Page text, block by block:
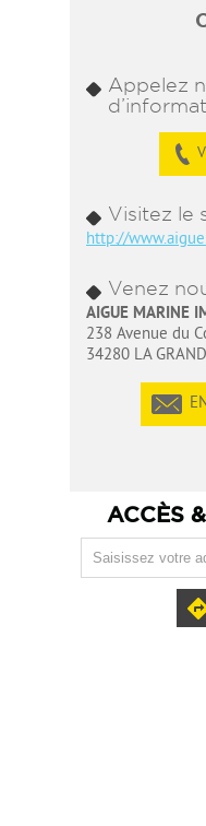
Appelez
Visitez le
http://
Venez
AIGUE MARINE
238 Avenue du
34280 LA
ACCÈS